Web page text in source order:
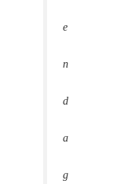
e
n
d
a
g